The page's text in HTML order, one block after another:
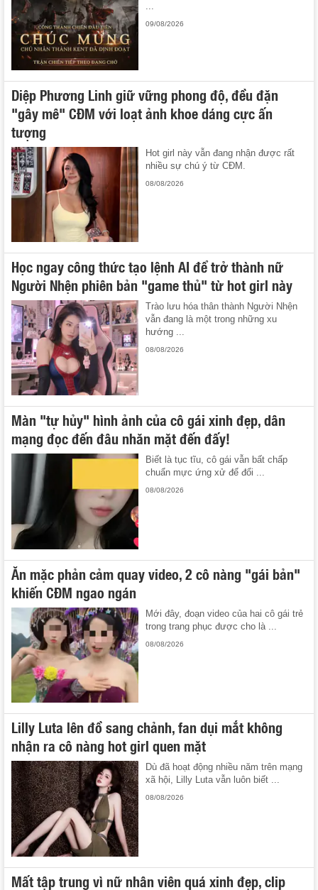
...
09/08/2026
Diệp Phương Linh giữ vững phong độ, đều đặn
"gây mê" CĐM với loạt ảnh khoe dáng cực ấn
tượng
Hot girl này vẫn đang nhận được rất
nhiều sự chú ý từ CĐM.
08/08/2026
Học ngay công thức tạo lệnh AI để trở thành nữ
Người Nhện phiên bản "game thủ" từ hot girl này
Trào lưu hóa thân thành Người Nhện
vẫn đang là một trong những xu
hướng ...
08/08/2026
Màn "tự hủy" hình ảnh của cô gái xinh đẹp, dân
mạng đọc đến đâu nhăn mặt đến đấy!
Biết là tục tĩu, cô gái vẫn bất chấp
chuẩn mực ứng xử để đổi ...
08/08/2026
Ăn mặc phản cảm quay video, 2 cô nàng "gái bản"
khiến CĐM ngao ngán
Mới đây, đoạn video của hai cô gái trẻ
trong trang phục được cho là ...
08/08/2026
Lilly Luta lên đồ sang chảnh, fan dụi mắt không
nhận ra cô nàng hot girl quen mặt
Dù đã hoạt động nhiều năm trên mạng
xã hội, Lilly Luta vẫn luôn biết ...
08/08/2026
Mất tập trung vì nữ nhân viên quá xinh đẹp, clip